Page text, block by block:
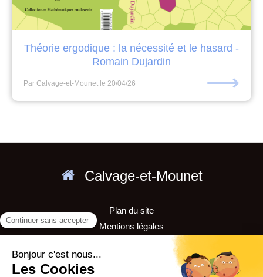
Théorie ergodique : la nécessité et le hasard -
Romain Dujardin
Par Calvage-et-Mounet le 20/04/26 ⟶
Calvage-et-Mounet
Plan du site
Mentions légales
est une maison d'édition spécialisée dans
les mathématiques de l'enseignement supérieur.